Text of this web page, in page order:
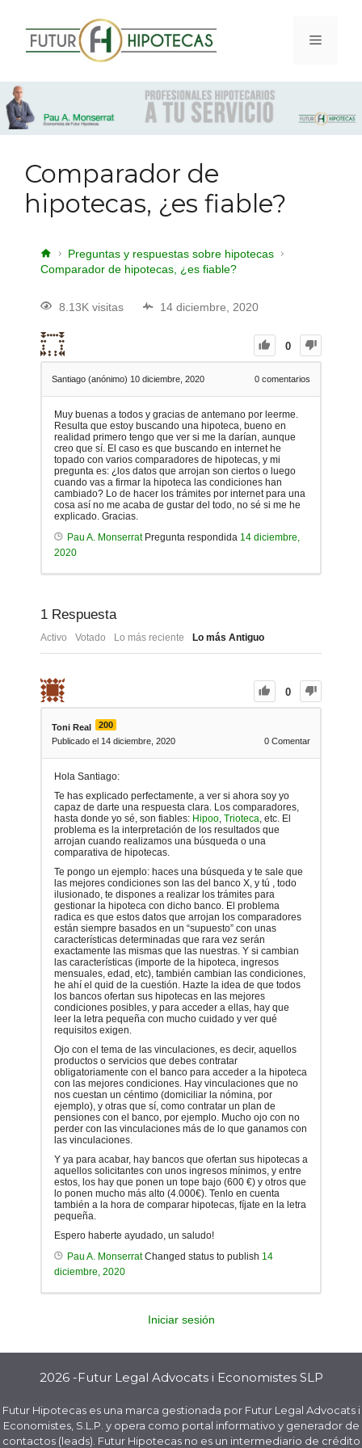
Comparador de
hipotecas, ¿es fiable?
Preguntas y respuestas sobre hipotecas
Comparador de hipotecas, ¿es fiable?
8.13K visitas 14 diciembre, 2020
0
Santiago (anónimo) 10 diciembre, 2020 0 comentarios
Muy buenas a todos y gracias de antemano por leerme.
Resulta que estoy buscando una hipoteca, bueno en
realidad primero tengo que ver si me la darían, aunque
creo que sí. El caso es que buscando en internet he
topado con varios comparadores de hipotecas, y mi
pregunta es: ¿los datos que arrojan son ciertos o luego
cuando vas a firmar la hipoteca las condiciones han
cambiado? Lo de hacer los trámites por internet para una
cosa así no me acaba de gustar del todo, no sé si me he
explicado. Gracias.
Pau A. MonserratPregunta respondida 14 diciembre,
2020
1 Respuesta
Activo Votado Lo más reciente Lo más Antiguo
0
Toni Real
200
Publicado el 14 diciembre, 2020
0 Comentar
Hola Santiago:
Te has explicado perfectamente, a ver si ahora soy yo
capaz de darte una respuesta clara. Los comparadores,
hasta donde yo sé, son fiables: Hipoo, Trioteca, etc. El
problema es la interpretación de los resultados que
arrojan cuando realizamos una búsqueda o una
comparativa de hipotecas.
Te pongo un ejemplo: haces una búsqueda y te sale que
las mejores condiciones son las del banco X, y tú , todo
ilusionado, te dispones a realizar los trámites para
gestionar la hipoteca con dicho banco. El problema
radica es que estos datos que arrojan los comparadores
están siempre basados en un “supuesto” con unas
características determinadas que rara vez serán
exactamente las mismas que las nuestras. Y si cambian
las características (importe de la hipoteca, ingresos
mensuales, edad, etc), también cambian las condiciones,
he ahí el quid de la cuestión. Hazte la idea de que todos
los bancos ofertan sus hipotecas en las mejores
condiciones posibles, y para acceder a ellas, hay que
leer la letra pequeña con mucho cuidado y ver qué
requisitos exigen.
Ojo con el tema de las vinculaciones, es decir, aquellos
productos o servicios que debes contratar
obligatoriamente con el banco para acceder a la hipoteca
con las mejores condiciones. Hay vinculaciones que no
nos cuestan un céntimo (domiciliar la nómina, por
ejemplo), y otras que sí, como contratar un plan de
pensiones con el banco, por ejemplo. Mucho ojo con no
perder con las vinculaciones más de lo que ganamos con
las vinculaciones.
Y ya para acabar, hay bancos que ofertan sus hipotecas a
aquellos solicitantes con unos ingresos mínimos, y entre
estos, los hay que ponen un tope bajo (600 €) y otros que
lo ponen mucho más alto (4.000€). Tenlo en cuenta
también a la hora de comparar hipotecas, fíjate en la letra
pequeña.
Espero haberte ayudado, un saludo!
Pau A. MonserratChanged status to publish 14
diciembre, 2020
Iniciar sesión
2026 -Futur Legal Advocats i Economistes SLP
Futur Hipotecas es una marca gestionada por Futur Legal Advocats i
Economistes, S.L.P. y opera como portal informativo y generador de
contactos (leads). Futur Hipotecas no es un intermediario de crédito